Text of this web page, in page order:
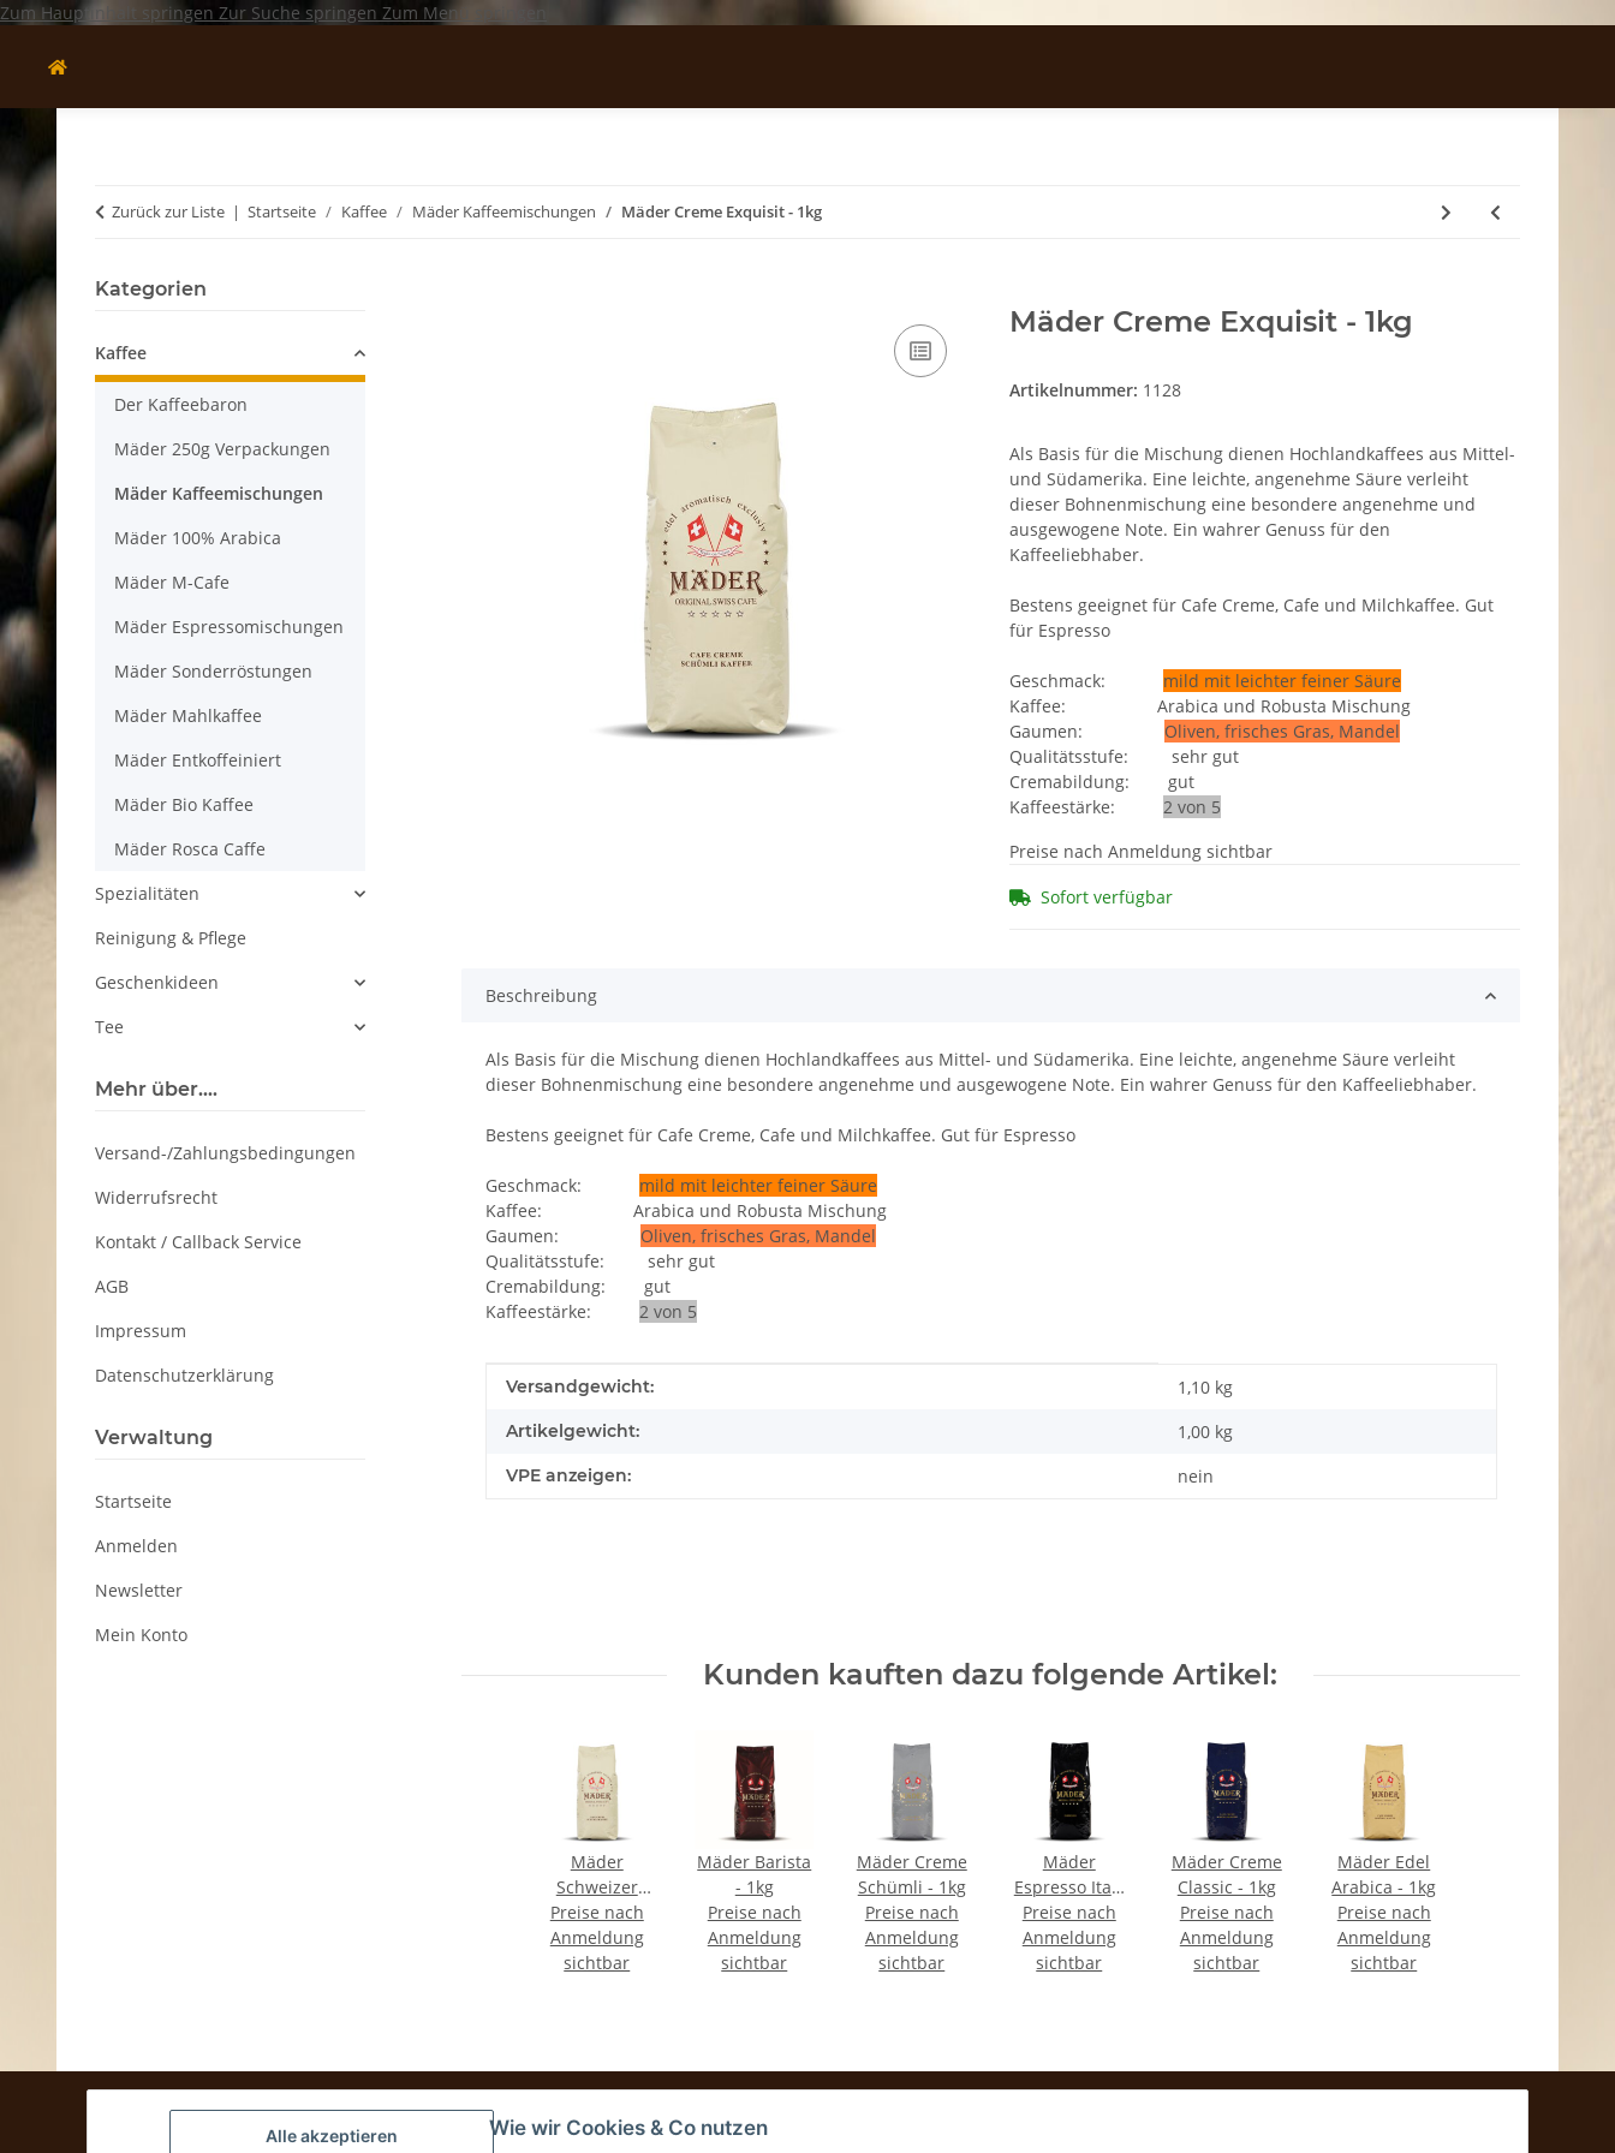
Zum Hauptinhalt springen Zur Suche springen Zum Menü springen
Alle akzeptieren Wie wir Cookies & Co nutzen
Zurück zur Liste Startseite Kaffee Mäder Kaffeemischungen Mäder Creme Exquisit - 1kg
Mäder Creme Exquisit - 1kg
Artikelnummer: 1128
Als Basis für die Mischung dienen Hochlandkaffees aus Mittel-
und Südamerika. Eine leichte, angenehme Säure verleiht
dieser Bohnenmischung eine besondere angenehme und
ausgewogene Note. Ein wahrer Genuss für den
Kaffeeliebhaber.
Bestens geeignet für Cafe Creme, Cafe und Milchkaffee. Gut
für Espresso
Geschmack: mild mit leichter feiner Säure
Kaffee: Arabica und Robusta Mischung
Gaumen: Oliven, frisches Gras, Mandel
Qualitätsstufe:sehr gut
Cremabildung:gut
Kaffeestärke:2 von 5
Preise nach Anmeldung sichtbar
Sofort verfügbar
Beschreibung
Als Basis für die Mischung dienen Hochlandkaffees aus Mittel- und Südamerika. Eine leichte, angenehme Säure verleiht
dieser Bohnenmischung eine besondere angenehme und ausgewogene Note. Ein wahrer Genuss für den Kaffeeliebhaber.
Bestens geeignet für Cafe Creme, Cafe und Milchkaffee. Gut für Espresso
Geschmack: mild mit leichter feiner Säure
Kaffee: Arabica und Robusta Mischung
Gaumen: Oliven, frisches Gras, Mandel
Qualitätsstufe: sehr gut
Cremabildung: gut
Kaffeestärke: 2 von 5
Produkteigenschaft
Wert
Versandgewicht: 1,10 kg
Artikelgewicht: 1,00 kg
VPE anzeigen: nein
Kunden kauften dazu folgende Artikel:
Mäder
Schweizer
Mischung -
1kg
Preise nach
Anmeldung
sichtbar
Mäder Barista
- 1kg
Preise nach
Anmeldung
sichtbar
Mäder Creme
Schümli - 1kg
Preise nach
Anmeldung
sichtbar
Mäder
Espresso Italy
- 1kg
Preise nach
Anmeldung
sichtbar
Mäder Creme
Classic - 1kg
Preise nach
Anmeldung
sichtbar
Mäder Edel
Arabica - 1kg
Preise nach
Anmeldung
sichtbar
Kategorien
Kaffee
Der Kaffeebaron
Mäder 250g Verpackungen
Mäder Kaffeemischungen
Mäder 100% Arabica
Mäder M-Cafe
Mäder Espressomischungen
Mäder Sonderröstungen
Mäder Mahlkaffee
Mäder Entkoffeiniert
Mäder Bio Kaffee
Mäder Rosca Caffe
Spezialitäten
Reinigung & Pflege
Geschenkideen
Tee
Mehr über....
Versand-/Zahlungsbedingungen
Widerrufsrecht
Kontakt / Callback Service
AGB
Impressum
Datenschutzerklärung
Verwaltung
Startseite
Anmelden
Newsletter
Mein Konto